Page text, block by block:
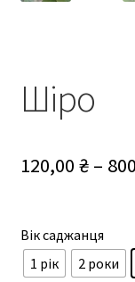
Шіро
120,00 ₴ –
Вік саджанця
1 рік
2 роки